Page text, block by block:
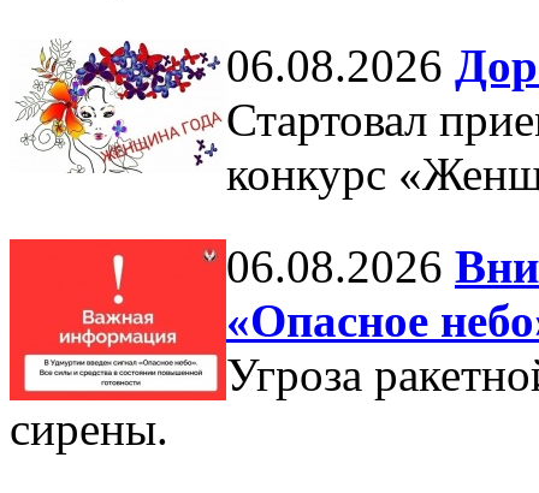
06.08.2026
Стартовал
конкурс
06.08.2026
«Опасное
Угроза
сирены.